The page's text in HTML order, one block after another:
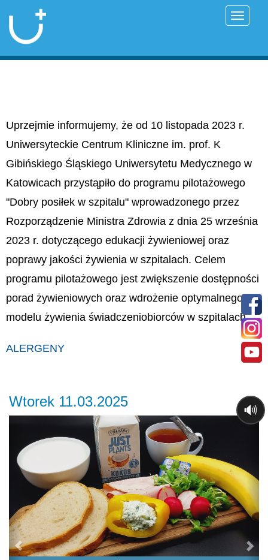
Uprzejmie informujemy, że od 10 listopada 2023 r.
Uniwersyteckie Centrum Kliniczne im. prof. K
Gibińskiego Śląskiego Uniwersytetu Medycznego w
Katowicach przystąpiło do programu pilotażowego
"Dobry posiłek w szpitalu" wprowadzonego przez
Rozporządzenie Ministra Zdrowia z dnia 25 września
2023 r. dotyczącego edukacji żywieniowej oraz
poprawy jakości żywienia w szpitalach. Celem
programu pilotażowego jest zwiększenie dostępności
porad żywieniowych oraz wdrożenie optymalnego
modelu żywienia świadczeniobiorców w szpitalach.
ALERGENY
Wtorek 11.03.2025
🔊